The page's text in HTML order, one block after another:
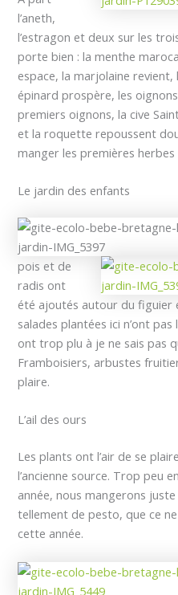
l’aneth,
l’estragon et deux sur les
porte bien : la menthe
espace, la marjolaine revient,
épinard prospère, les
premiers oignons, la cive
et la roquette repoussent
manger les premières herbes
Le jardin des enfants
pois et de
radis ont
été ajoutés autour du figuier
salades plantées ici n’ont pas
ont trop plu à je ne sais pas
Framboisiers, arbustes
plaire.
L’ail des ours
Les plants ont l’air de se
l’ancienne source. Trop peu
année, nous mangerons
tellement de pesto, que ce
cette année.